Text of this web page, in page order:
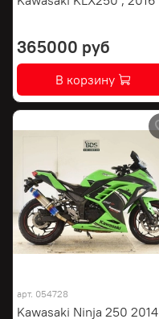
365000 руб
В корзину
арт. 054728
Kawasaki Ninja 250 2014